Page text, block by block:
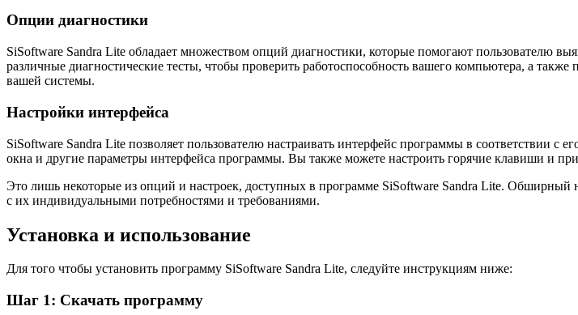
Опции диагностики
SiSoftware Sandra Lite обладает множеством опций диагностики, которые помогают пользователю
различные диагностические тесты, чтобы проверить работоспособность вашего компьютера, а
вашей системы.
Настройки интерфейса
SiSoftware Sandra Lite позволяет пользователю настраивать интерфейс программы в соответствии
окна и другие параметры интерфейса программы. Вы также можете настроить горячие клавиши и
Это лишь некоторые из опций и настроек, доступных в программе SiSoftware Sandra Lite. Обширный
с их индивидуальными потребностями и требованиями.
Установка и использование
Для того чтобы установить программу SiSoftware Sandra Lite, следуйте инструкциям ниже:
Шаг 1: Скачать программу